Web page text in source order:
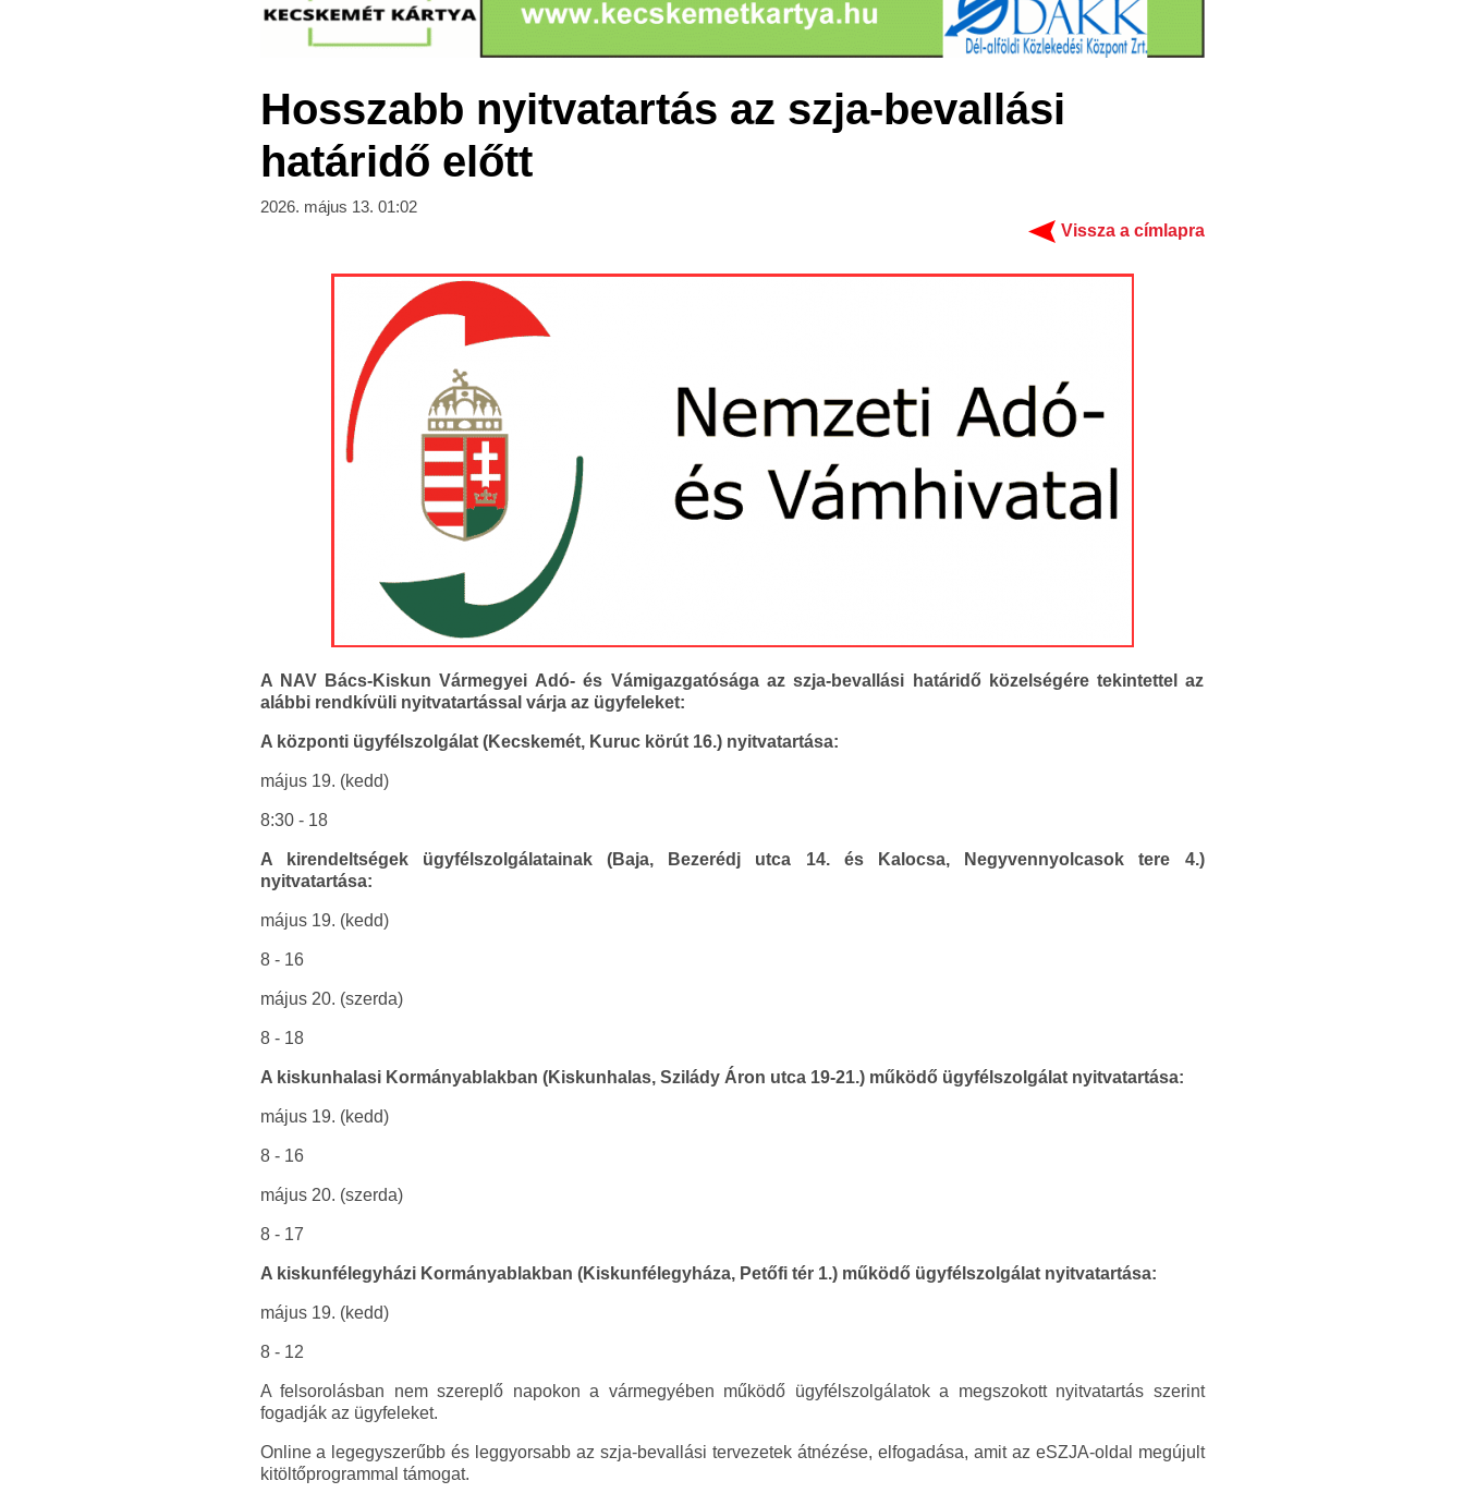
Hosszabb nyitvatartás az szja-bevallási
határidő előtt
2026. május 13. 01:02
Vissza a címlapra
A NAV Bács-Kiskun Vármegyei Adó- és Vámigazgatósága az szja-bevallási határidő közelségére tekintettel az
alábbi rendkívüli nyitvatartással várja az ügyfeleket:
A központi ügyfélszolgálat (Kecskemét, Kuruc körút 16.) nyitvatartása:
május 19. (kedd)
8:30 - 18
A kirendeltségek ügyfélszolgálatainak (Baja, Bezerédj utca 14. és Kalocsa, Negyvennyolcasok tere 4.)
nyitvatartása:
május 19. (kedd)
8 - 16
május 20. (szerda)
8 - 18
A kiskunhalasi Kormányablakban (Kiskunhalas, Szilády Áron utca 19-21.) működő ügyfélszolgálat nyitvatartása:
május 19. (kedd)
8 - 16
május 20. (szerda)
8 - 17
A kiskunfélegyházi Kormányablakban (Kiskunfélegyháza, Petőfi tér 1.) működő ügyfélszolgálat nyitvatartása:
május 19. (kedd)
8 - 12
A felsorolásban nem szereplő napokon a vármegyében működő ügyfélszolgálatok a megszokott nyitvatartás szerint
fogadják az ügyfeleket.
Online a legegyszerűbb és leggyorsabb az szja-bevallási tervezetek átnézése, elfogadása, amit az eSZJA-oldal megújult
kitöltőprogrammal támogat.